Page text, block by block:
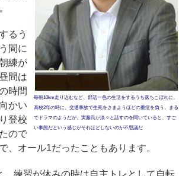
毎朝10km走り込むなど、部活一色の生活をするうち落ちこぼれに。
高校2年の時に、交通事故で生死をさまようほどの重症を負う。まる
でドラマのようだが、実藤氏が淡々と話すのを聞いていると、すご
い事態だという感じがそれほどしないのが不思議だ
るう
間に
練が
間は
時間
かい
登校
ので
、オール1だったこともあります。
練習が休みの時は自主トレとして自転